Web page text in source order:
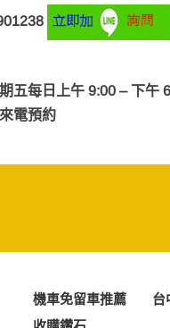
五每日上午 9:00 – 下午
電預約
機車免留車推薦
台